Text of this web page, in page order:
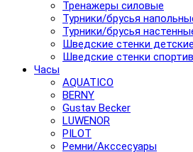
Тренажеры силовые
Турники/брусья
Турники/брусья
Шведские стенки
Шведские стенки
Часы
AQUATICO
BERNY
Gustav Becker
LUWENOR
PILOT
Pемни/Акссесуары